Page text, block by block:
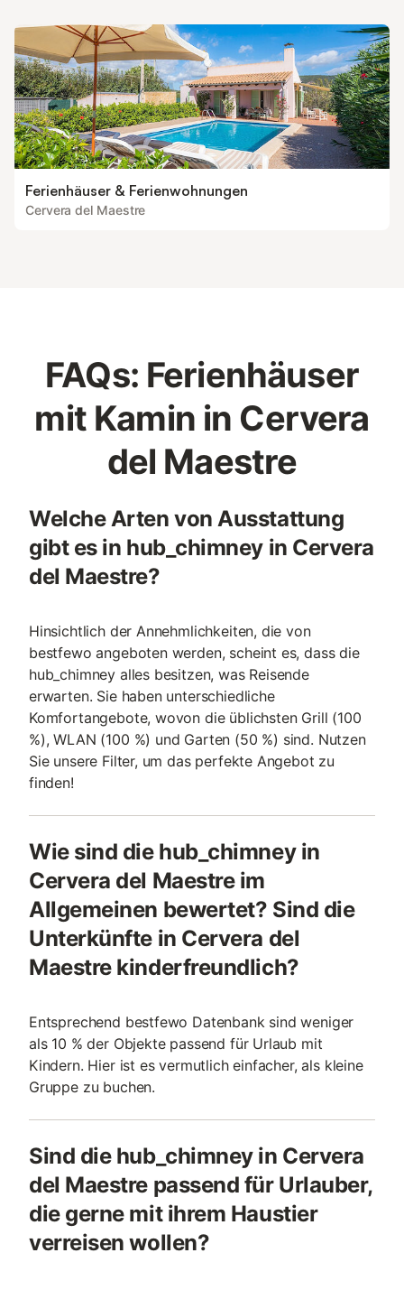
Ferienhäuser & Ferienwohnungen
Cervera del Maestre
FAQs: Ferienhäuser
mit Kamin in Cervera
del Maestre
Welche Arten von Ausstattung
gibt es in hub_chimney in Cervera
del Maestre?
Hinsichtlich der Annehmlichkeiten, die von
bestfewo angeboten werden, scheint es, dass die
hub_chimney alles besitzen, was Reisende
erwarten. Sie haben unterschiedliche
Komfortangebote, wovon die üblichsten Grill (100
%), WLAN (100 %) und Garten (50 %) sind. Nutzen
Sie unsere Filter, um das perfekte Angebot zu
finden!
Wie sind die hub_chimney in
Cervera del Maestre im
Allgemeinen bewertet? Sind die
Unterkünfte in Cervera del
Maestre kinderfreundlich?
Entsprechend bestfewo Datenbank sind weniger
als 10 % der Objekte passend für Urlaub mit
Kindern. Hier ist es vermutlich einfacher, als kleine
Gruppe zu buchen.
Sind die hub_chimney in Cervera
del Maestre passend für Urlauber,
die gerne mit ihrem Haustier
verreisen wollen?